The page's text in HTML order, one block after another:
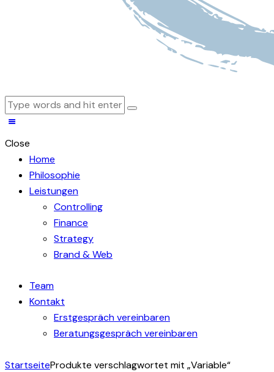
Close
Home
Philosophie
Leistungen
Controlling
Finance
Strategy
Brand & Web
Team
Kontakt
Erstgespräch vereinbaren
Beratungsgespräch vereinbaren
StartseiteProdukte verschlagwortet mit „Variable“